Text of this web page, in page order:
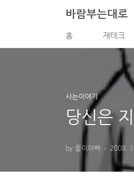
바람부는대로
홈 재테크
사는이야기
당신은
by 돌이아빠 2008.